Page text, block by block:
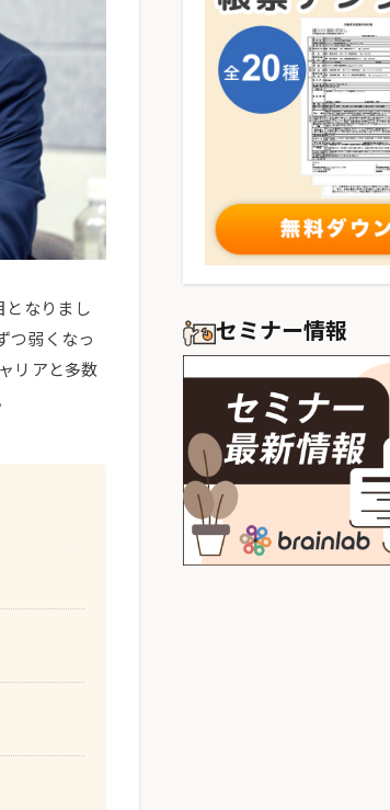
となりまし
つ弱くなっ
リアと多数
セミナー情報